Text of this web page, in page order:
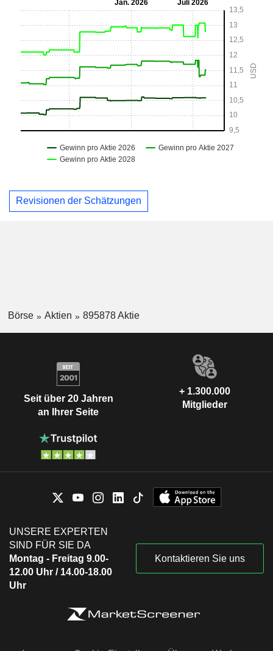
Revisionen der Schätzungen
Börse Aktien 895878 Aktie
Seit über 20 Jahren
an Ihrer Seite
+ 1.300.000
Mitglieder
UNSERE EXPERTEN
SIND FÜR SIE DA
Montag - Freitag 9.00-
12.00 Uhr / 14.00-18.00
Uhr
Kontaktieren Sie uns